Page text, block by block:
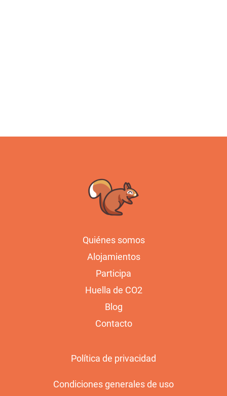
Quiénes somos
Alojamientos
Participa
Huella de CO2
Blog
Contacto
Política de privacidad
Condiciones generales de uso